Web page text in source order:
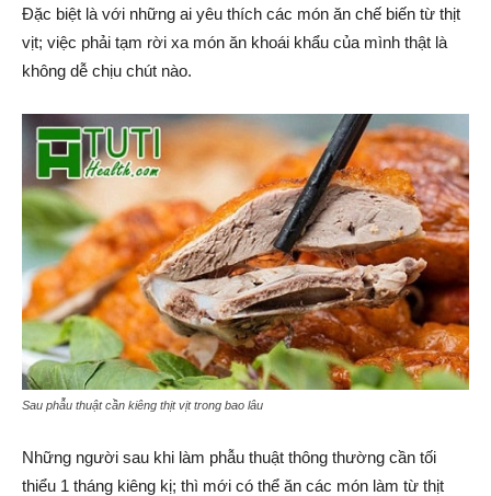
Đặc biệt là với những ai yêu thích các món ăn chế biến từ thịt
vịt; việc phải tạm rời xa món ăn khoái khẩu của mình thật là
không dễ chịu chút nào.
Sau phẫu thuật cần kiêng thịt vịt trong bao lâu
Những người sau khi làm phẫu thuật thông thường cần tối
thiểu 1 tháng kiêng kị; thì mới có thể ăn các món làm từ thịt